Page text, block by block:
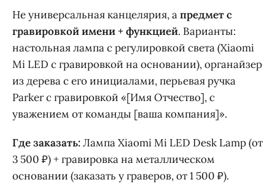
Не универсальная канцелярия, апредмет с
гравировкой имени + функцией. Варианты:
настольная лампа с регулировкой света (Xiaomi
Mi LED с гравировкой на основании), органайзер
из дерева с его инициалами, перьевая ручка
Parker с гравировкой «[Имя Отчество], с
уважением от команды [ваша компания]».
Где заказать:Лампа Xiaomi Mi LED Desk Lamp (от
3 500 ₽) + гравировка на металлическом
основании (заказать у граверов, от 1 500 ₽).